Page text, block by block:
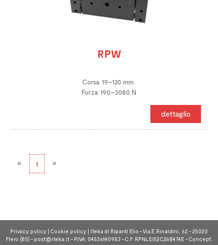
RPW
Corsa 19~120 mm
Forza 190~3080 N
dettaglio
« Previous
1 »Next
Privacy policy | Cookie policy | Iteka di Ripanti Elio - Via E.Rinaldini, 62 - 25020
Flero (BS) - post@iteka.it- P.IVA: 04536140983 - C.F. RPNLEI52C26B474E - Concept: